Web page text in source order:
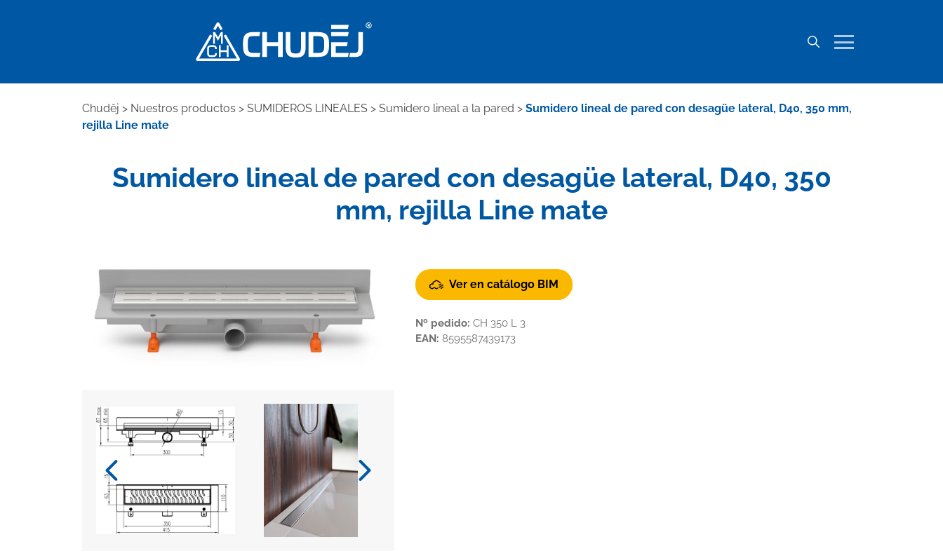
Chuděj > Nuestros productos > SUMIDEROS LINEALES > Sumidero lineal a la pared > Sumidero lineal de pared con desagüe lateral, D40, 350 mm,
rejilla Line mate
Sumidero lineal de pared con desagüe lateral, D40, 350
mm, rejilla Line mate
Ver en catálogo BIM
Nº pedido: CH 350 L 3
EAN: 8595587439173